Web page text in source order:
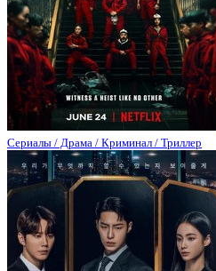
Сериалы / Драма / Криминал / Триллер